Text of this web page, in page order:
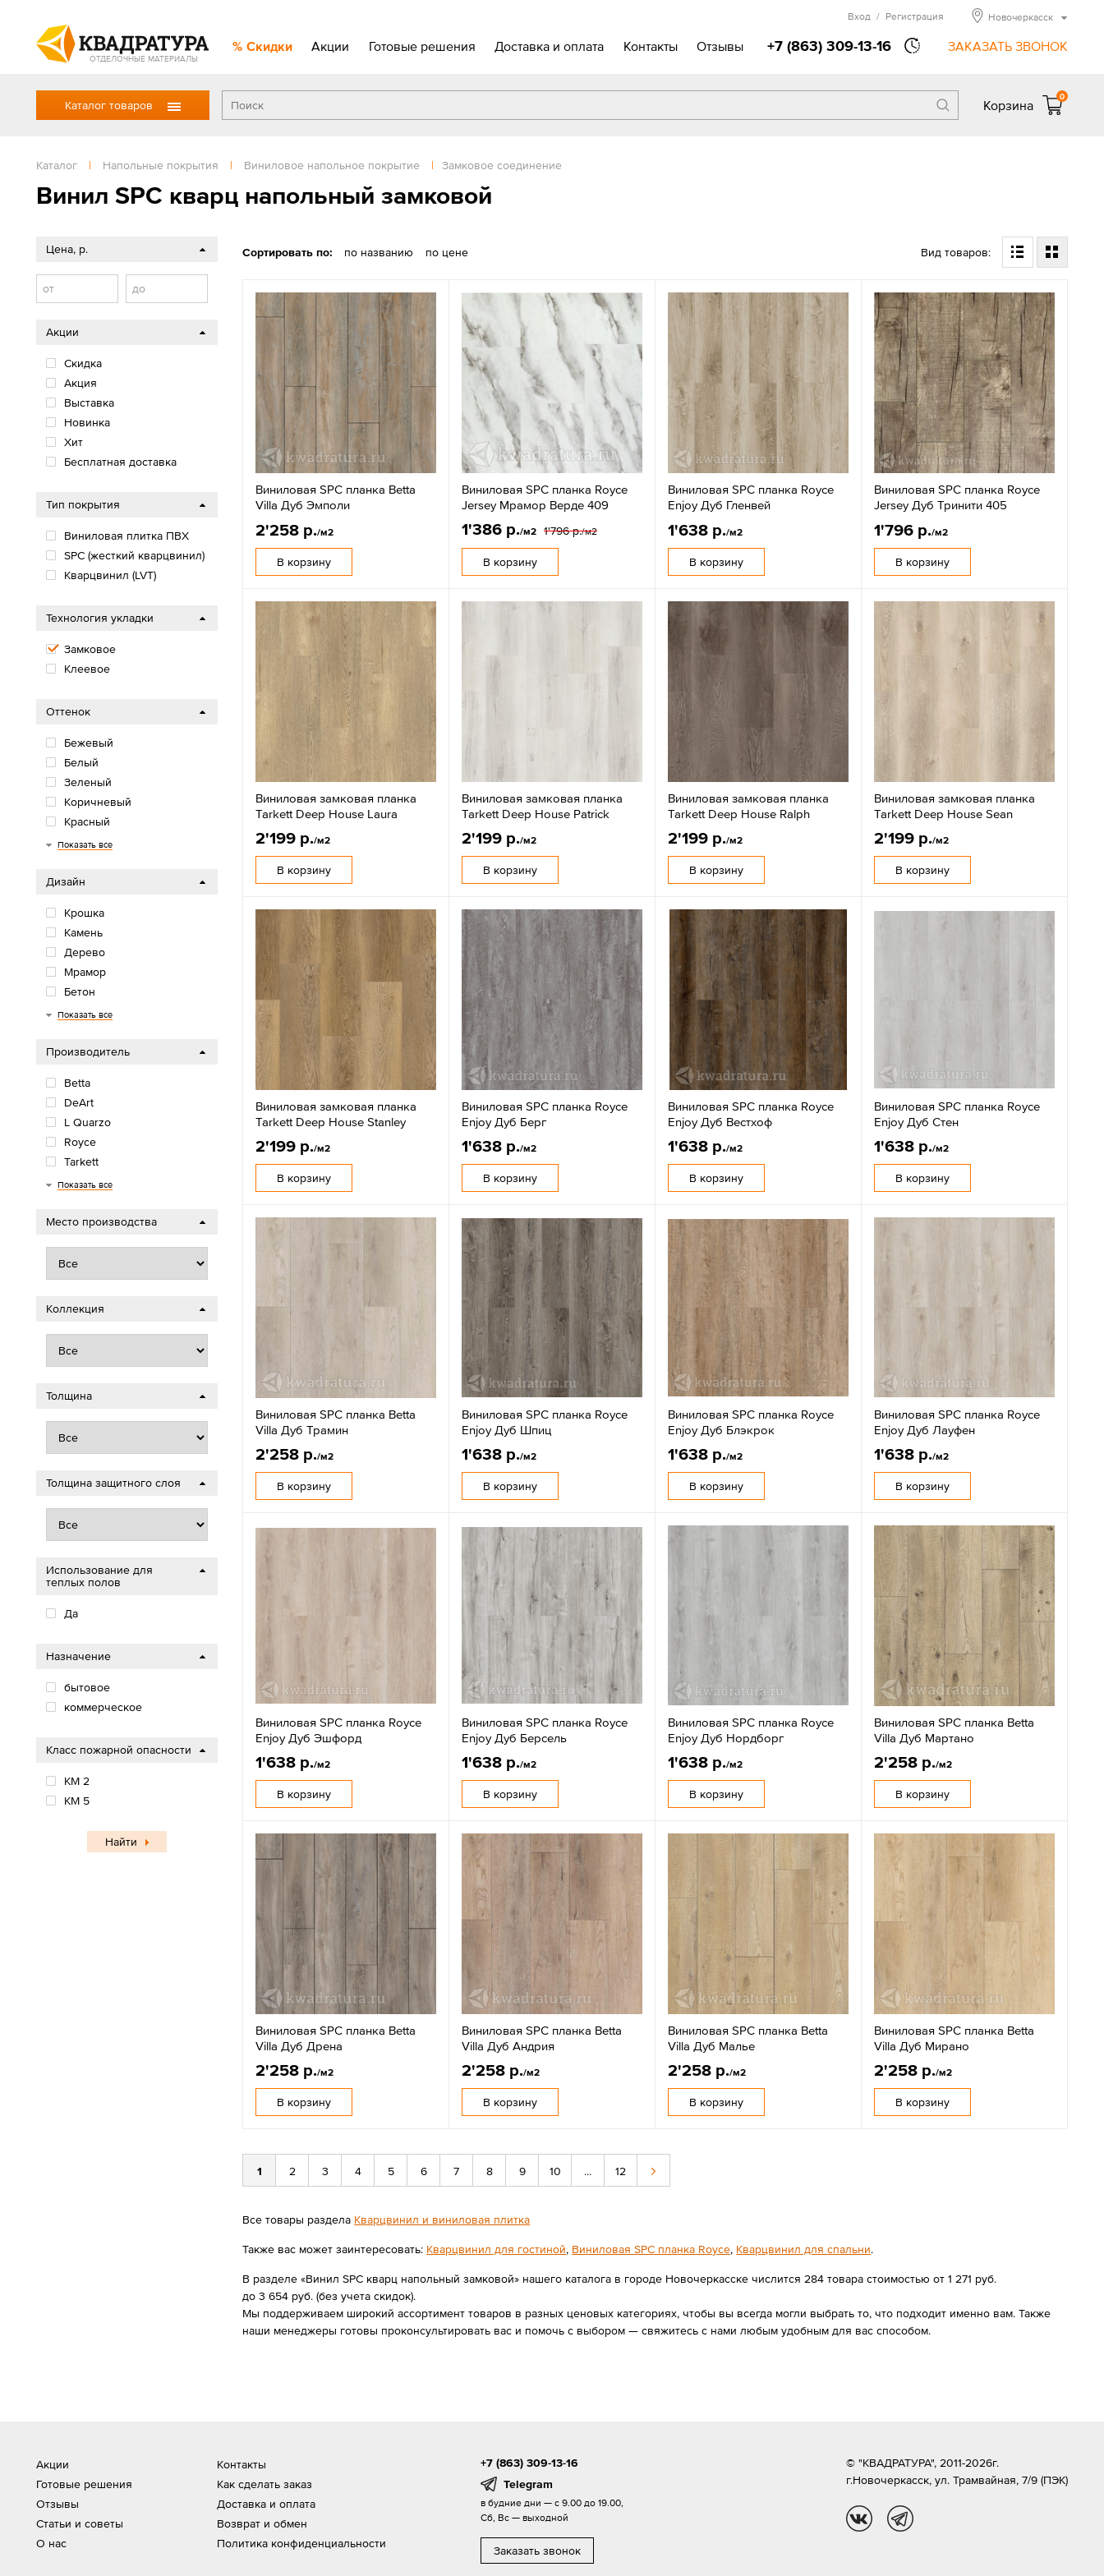
ОТДЕЛОЧНЫЕ МАТЕРИАЛЫ
Скидки Акции Готовые решения Доставка и оплата Контакты Отзывы +7 (863) 309-13-16 ЗАКАЗАТЬ ЗВОНОК
Вход / Регистрация Новочеркасск
Каталог товаров Корзина
0
Каталог | Напольные покрытия | Виниловое напольное покрытие | Замковое соединение
Винил SPC кварц напольный замковой
Сортировать по: по названию по цене Вид товаров:
Виниловая SPC планка Betta
Villa Дуб Эмполи
2'258 р./м2
В корзину
Виниловая SPC планка Royce
Jersey Мрамор Верде 409
1'386 р./м2 1'796 р./м2
В корзину
Виниловая SPC планка Royce
Enjoy Дуб Гленвей
1'638 р./м2
В корзину
Виниловая SPC планка Royce
Jersey Дуб Тринити 405
1'796 р./м2
В корзину
Виниловая замковая планка
Tarkett Deep House Laura
2'199 р./м2
В корзину
Виниловая замковая планка
Tarkett Deep House Patrick
2'199 р./м2
В корзину
Виниловая замковая планка
Tarkett Deep House Ralph
2'199 р./м2
В корзину
Виниловая замковая планка
Tarkett Deep House Sean
2'199 р./м2
В корзину
Виниловая замковая планка
Tarkett Deep House Stanley
2'199 р./м2
В корзину
Виниловая SPC планка Royce
Enjoy Дуб Берг
1'638 р./м2
В корзину
Виниловая SPC планка Royce
Enjoy Дуб Вестхоф
1'638 р./м2
В корзину
Виниловая SPC планка Royce
Enjoy Дуб Стен
1'638 р./м2
В корзину
Виниловая SPC планка Betta
Villa Дуб Трамин
2'258 р./м2
В корзину
Виниловая SPC планка Royce
Enjoy Дуб Шпиц
1'638 р./м2
В корзину
Виниловая SPC планка Royce
Enjoy Дуб Блэкрок
1'638 р./м2
В корзину
Виниловая SPC планка Royce
Enjoy Дуб Лауфен
1'638 р./м2
В корзину
Виниловая SPC планка Royce
Enjoy Дуб Эшфорд
1'638 р./м2
В корзину
Виниловая SPC планка Royce
Enjoy Дуб Берсель
1'638 р./м2
В корзину
Виниловая SPC планка Royce
Enjoy Дуб Нордборг
1'638 р./м2
В корзину
Виниловая SPC планка Betta
Villa Дуб Мартано
2'258 р./м2
В корзину
Виниловая SPC планка Betta
Villa Дуб Дрена
2'258 р./м2
В корзину
Виниловая SPC планка Betta
Villa Дуб Андрия
2'258 р./м2
В корзину
Виниловая SPC планка Betta
Villa Дуб Малье
2'258 р./м2
В корзину
Виниловая SPC планка Betta
Villa Дуб Мирано
2'258 р./м2
В корзину
1 2 3 4 5 6 7 8 9 10 ... 12
Все товары раздела Кварцвинил и виниловая плитка
Также вас может заинтересовать: Кварцвинил для гостиной, Виниловая SPС планка Royce, Кварцвинил для спальни.
В разделе «Винил SPC кварц напольный замковой» нашего каталога в городе Новочеркасске числится 284 товара стоимостью от 1 271 руб.
до 3 654 руб. (без учета скидок).
Мы поддерживаем широкий ассортимент товаров в разных ценовых категориях, чтобы вы всегда могли выбрать то, что подходит именно вам. Также
наши менеджеры готовы проконсультировать вас и помочь с выбором — свяжитесь с нами любым удобным для вас способом.
Цена, р.
от до
Акции
Скидка
Акция
Выставка
Новинка
Хит
Бесплатная доставка
Тип покрытия
Виниловая плитка ПВХ
SPС (жесткий кварцвинил)
Кварцвинил (LVT)
Технология укладки
Замковое
Клеевое
Оттенок
Бежевый
Белый
Зеленый
Коричневый
Красный
Многоцветный
Оранжевый/желтый
Розовый/фиолетовый
Серый
Синий/голубой
Черный
Показать все
Дизайн
Крошка
Камень
Дерево
Мрамор
Бетон
Елочка
Показать все
Производитель
Betta
DeArt
L Quarzo
Royce
Tarkett
Timber
Кронапласт
Показать все
Место производства
Коллекция
Толщина
Толщина защитного слоя
Использование для
теплых полов
Да
Назначение
бытовое
коммерческое
Класс пожарной опасности
КМ 2
КМ 5
Найти
Акции
Готовые решения
Отзывы
Статьи и советы
О нас
Контакты
Как сделать заказ
Доставка и оплата
Возврат и обмен
Политика конфиденциальности
+7 (863) 309-13-16
Telegram
в будние дни — с 9.00 до 19.00,
Сб, Вс — выходной
Заказать звонок
© "КВАДРАТУРА", 2011-2026г.
г.Новочеркасск, ул. Трамвайная, 7/9 (ПЭК)